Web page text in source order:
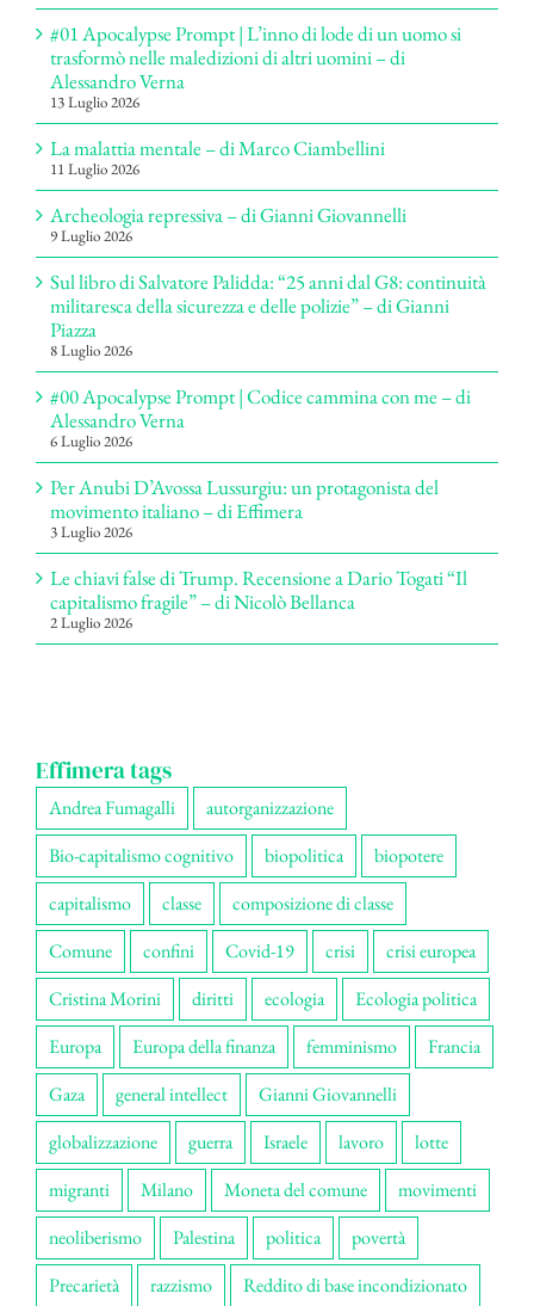
#01 Apocalypse Prompt | L’inno di lode di un uomo si
trasformò nelle maledizioni di altri uomini – di
Alessandro Verna
13 Luglio 2026
La malattia mentale – di Marco Ciambellini
11 Luglio 2026
Archeologia repressiva – di Gianni Giovannelli
9 Luglio 2026
Sul libro di Salvatore Palidda: “25 anni dal G8: continuità
militaresca della sicurezza e delle polizie” – di Gianni
Piazza
8 Luglio 2026
#00 Apocalypse Prompt | Codice cammina con me – di
Alessandro Verna
6 Luglio 2026
Per Anubi D’Avossa Lussurgiu: un protagonista del
movimento italiano – di Effimera
3 Luglio 2026
Le chiavi false di Trump. Recensione a Dario Togati “Il
capitalismo fragile” – di Nicolò Bellanca
2 Luglio 2026
Effimera tags
Andrea Fumagalli
autorganizzazione
Bio-capitalismo cognitivo
biopolitica
biopotere
capitalismo
classe
composizione di classe
Comune
confini Covid-19 crisi
crisi europea
Cristina Morini
diritti ecologia
Ecologia politica
Europa
Europa della finanza femminismo
Francia
Gaza
general intellect
Gianni Giovannelli
globalizzazione
guerra Israele lavoro
lotte
migranti
Milano Moneta del comune
movimenti
neoliberismo
Palestina politica
povertà
Precarietà
razzismo Reddito di base incondizionato